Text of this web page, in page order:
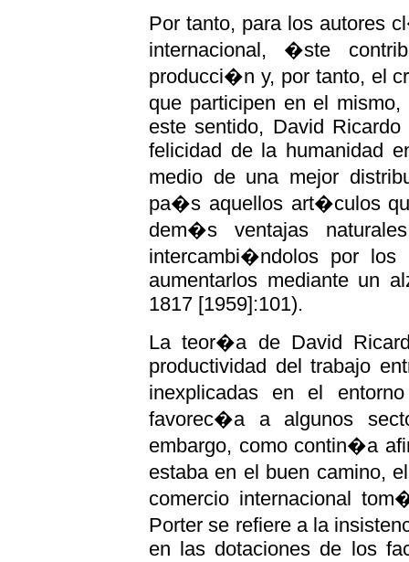
Por tanto, para los autores
internacional, �ste
producci�n y, por tanto, el
que participen en el
este sentido, David
felicidad de la humanidad
medio de una mejor
pa�s aquellos art�culos
dem�s ventajas
intercambi�ndolos por
aumentarlos mediante un
1817 [1959]:101).
La teor�a de David
productividad del trabajo
inexplicadas en el
favorec�a a algunos
embargo, como contin�a
estaba en el buen camino,
comercio internacional
Porter se refiere a la
en las dotaciones de los